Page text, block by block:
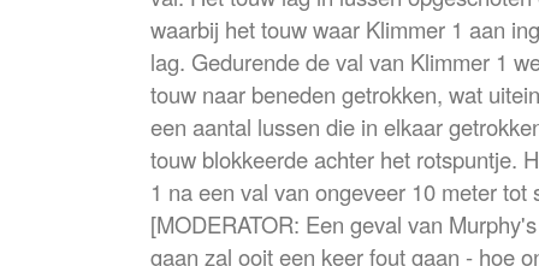
waarbij het touw waar Klimmer 1 aan
lag. Gedurende de val van Klimmer 1
touw naar beneden getrokken, wat
een aantal lussen die in elkaar
touw blokkeerde achter het rotspuntje.
1 na een val van ongeveer 10 meter tot
[MODERATOR: Een geval van
gaan zal ooit een keer fout gaan - hoe